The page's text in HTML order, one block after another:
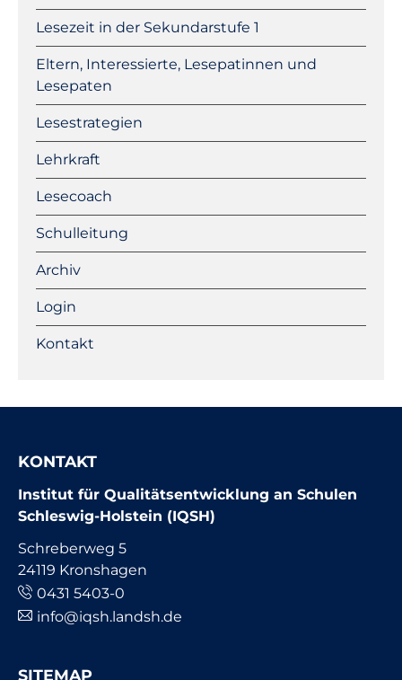
Lesezeit in der Sekundarstufe 1
Eltern, Interessierte, Lesepatinnen und
Lesepaten
Lesestrategien
Lehrkraft
Lesecoach
Schulleitung
Archiv
Login
Kontakt
KONTAKT
Institut für Qualitätsentwicklung an Schulen
Schleswig-Holstein (IQSH)
Schreberweg 5
24119 Kronshagen
0431 5403-0
info@iqsh.landsh.de
SITEMAP